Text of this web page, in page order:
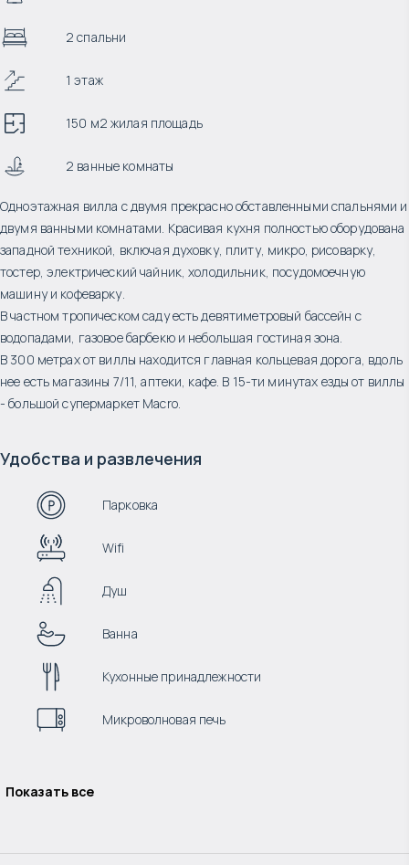
2 спальни
1 этаж
150 м2 жилая площадь
2 ванные комнаты
Одноэтажная вилла с двумя прекрасно обставленными спальнями и
двумя ванными комнатами. Красивая кухня полностью оборудована
западной техникой, включая духовку, плиту, микро, рисоварку,
тостер, электрический чайник, холодильник, посудомоечную
машину и кофеварку.
В частном тропическом саду есть девятиметровый бассейн с
водопадами, газовое барбекю и небольшая гостиная зона.
В 300 метрах от виллы находится главная кольцевая дорога, вдоль
нее есть магазины 7/11, аптеки, кафе. В 15-ти минутах езды от виллы
- большой супермаркет Macro.
Удобства и развлечения
Парковка
Wifi
Душ
Ванна
Кухонные принадлежности
Микроволновая печь
Показать все